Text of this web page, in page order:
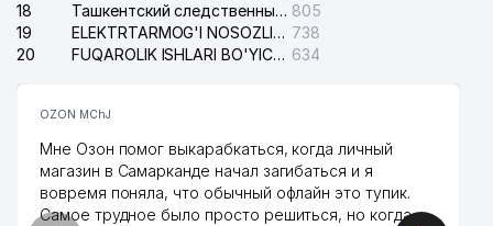
18
Ташкентский следственный изолятор 805
19
ELEKTRTARMOG'I NOSOZLIKLARINI TO'ZATISH SERGELI XIZMATI 738
20
FUQAROLIK ISHLARI BO'YICHA UCH-TEPA TUMANI SUDI 634
OZON MChJ
Мне Озон помог выкарабкаться, когда личный
магазин в Самарканде начал загибаться и я
вовремя поняла, что обычный офлайн это тупик.
Самое трудное было просто решиться, но когда